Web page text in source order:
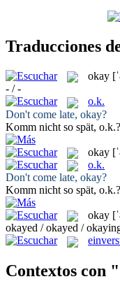
Traducciones
okay
- / -
o.k.
Don't come late, okay?
Komm nicht so spät, o.k.?
okay
o.k.
Don't come late, okay?
Komm nicht so spät, o.k.?
okay
okayed / okayed /
Contextos con